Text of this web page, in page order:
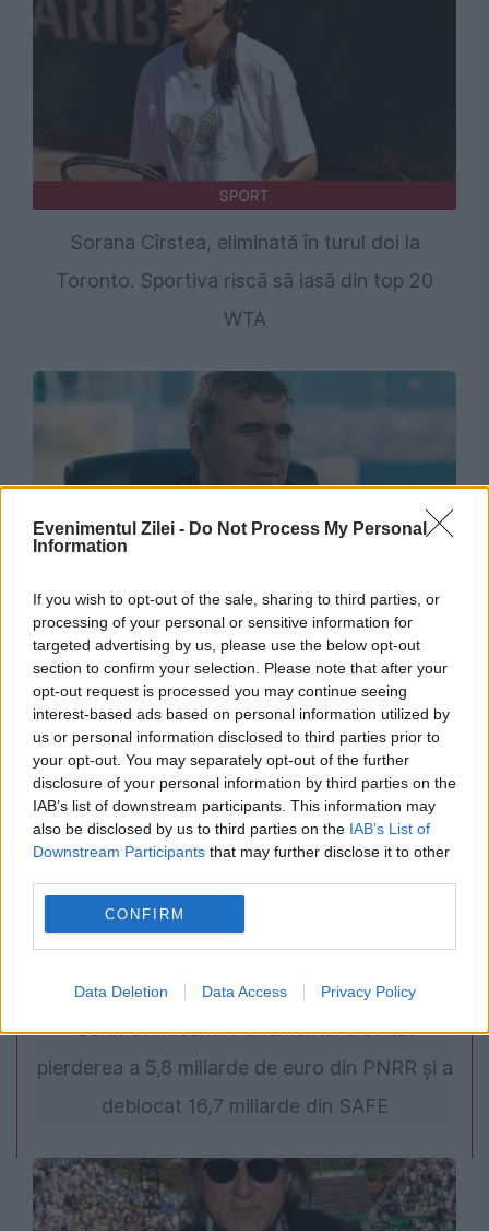
Evenimentul Zilei - Do Not Process My Personal
Information
If you wish to opt-out of the sale, sharing to third parties, or
processing of your personal or sensitive information for
targeted advertising by us, please use the below opt-out
section to confirm your selection. Please note that after your
opt-out request is processed you may continue seeing
interest-based ads based on personal information utilized by
us or personal information disclosed to third parties prior to
your opt-out. You may separately opt-out of the further
disclosure of your personal information by third parties on the
IAB’s list of downstream participants. This information may
also be disclosed by us to third parties on the IAB’s List of
Downstream Participants that may further disclose it to other
CONFIRM
Data Deletion Data Access Privacy Policy
SPORT
Sorana Cîrstea, eliminată în turul doi la
Toronto. Sportiva riscă să iasă din top 20
WTA
ACTUALITATE
Gheorghe Hagi, omagiu pentru Nadia
Comăneci: „Reprezintă perfecțiunea. Vom fi
mândri de ea întotdeauna”
POLITICA
Sorin Grindeanu: Parlamentul a evitat
pierderea a 5,8 miliarde de euro din PNRR și a
deblocat 16,7 miliarde din SAFE